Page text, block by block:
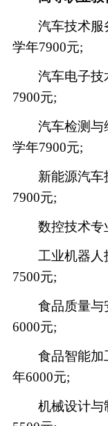
汽车技术服
学年7900元;
汽车电子技
7900元;
汽车检测与
学年7900元;
新能源汽车
7900元;
数控技术专
工业机器
7500元;
食品质量与
6000元;
食品智能加
年6000元;
机械设计与